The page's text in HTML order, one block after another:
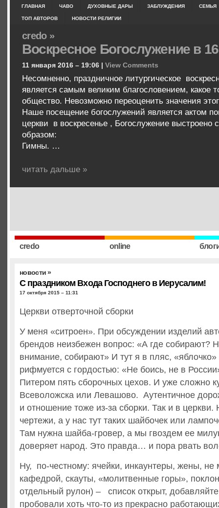
ГЛАВНАЯ ЧАВО ДУХОВНЫЕ ДАРЫ ЗАБЛУЖДЕНИЯ СЕМЬЯ
ТОП АВТОРОВ НОВОСТИ РЕЛИГИИ
credo »
Воскресное Богослужение в
11 января 2016 – 19:06 | View Comments
Несомненно, праздничное литургическое
является самым великим благословением, какое
общество. Невозможно переоценить значения
Наше посещение богослужений является актом
церкви в воскресенье , Богослужение
образом:
Гимны. …
читать дальше »
credo online
новости»
С праздником Входа Господнего в Иерусалим!
17 октября 2015 – 11:31
Церкви отверточной сборки
У меня «ситроен». При обсуждении изделий
брендов неизбежен вопрос: «А где собирают?
внимание, собирают» И тут я в пляс,
рифмуется с гордостью: «Не боись, не в
Питером пять сборочных цехов. И уже сложно
Всеволожска или Левашово. Аутентичное
и отношение тоже из-за сборки. Так и в
чертежи, а у нас тут таких шайбочек или
Там нужна шайба-гровер, а мы гвоздем ее
доверяет народ. Это правда… и пора рвать
Ну, по-честному: ячейки, инкаунтеры, жены, не
кафедрой, скауты, «молитвенные горы»,
отдельный рулон) – список открыт,
пробовали хоть что-то из прекрасно